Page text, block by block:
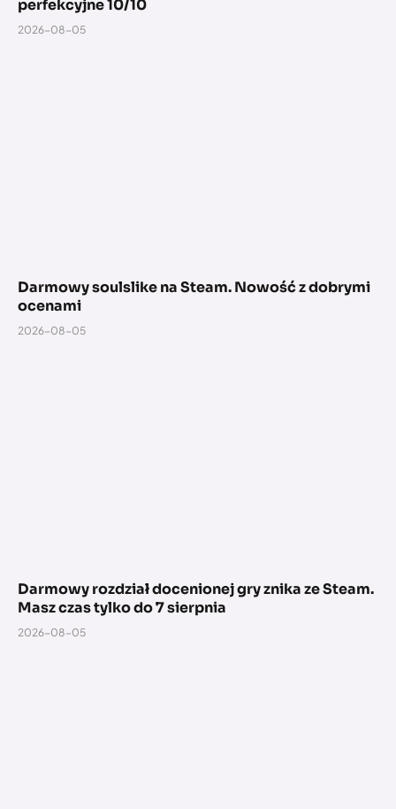
perfekcyjne 10/10
2026-08-05
Darmowy soulslike na Steam. Nowość z dobrymi
ocenami
2026-08-05
Darmowy rozdział docenionej gry znika ze Steam.
Masz czas tylko do 7 sierpnia
2026-08-05